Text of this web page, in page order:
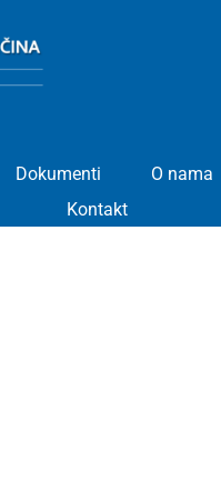
Dokumenti
O nama
Kontakt